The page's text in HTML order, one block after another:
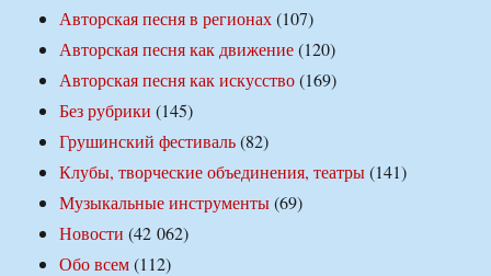
Авторская песня в регионах(107)
Авторская песня как движение(120)
Авторская песня как искусство(169)
Без рубрики (145)
Грушинский фестиваль(82)
Клубы, творческие объединения, театры(141)
Музыкальные инструменты(69)
Новости (42 062)
Обо всем(112)